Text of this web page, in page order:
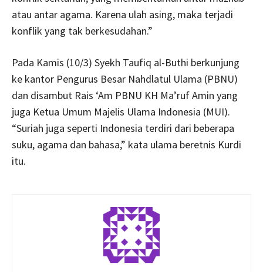
atau antar agama. Karena ulah asing, maka terjadi
konflik yang tak berkesudahan.”
Pada Kamis (10/3) Syekh Taufiq al-Buthi berkunjung
ke kantor Pengurus Besar Nahdlatul Ulama (PBNU)
dan disambut Rais ‘Am PBNU KH Ma’ruf Amin yang
juga Ketua Umum Majelis Ulama Indonesia (MUI).
“Suriah juga seperti Indonesia terdiri dari beberapa
suku, agama dan bahasa,” kata ulama beretnis Kurdi
itu.